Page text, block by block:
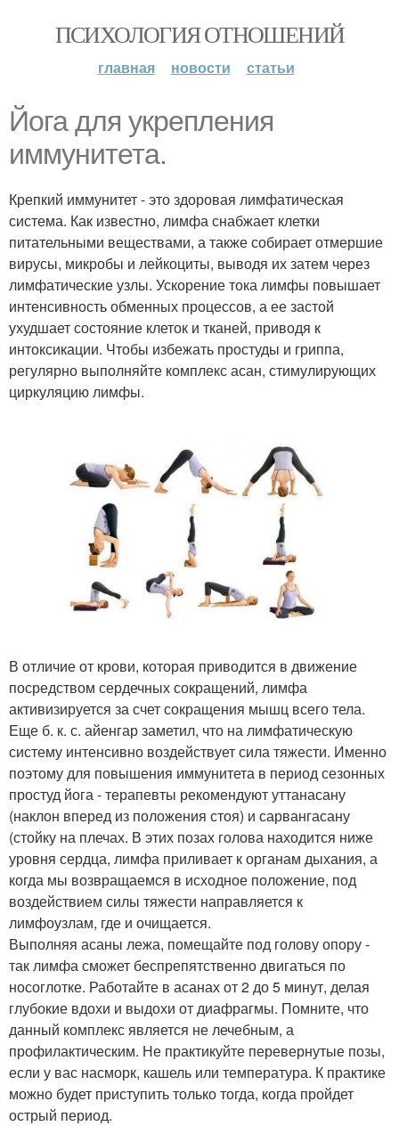
ПСИХОЛОГИЯ ОТНОШЕНИЙ
главная новости статьи
Йога для укрепления
иммунитета.
Крепкий иммунитет - это здоровая лимфатическая
система. Как известно, лимфа снабжает клетки
питательными веществами, а также собирает отмершие
вирусы, микробы и лейкоциты, выводя их затем через
лимфатические узлы. Ускорение тока лимфы повышает
интенсивность обменных процессов, а ее застой
ухудшает состояние клеток и тканей, приводя к
интоксикации. Чтобы избежать простуды и гриппа,
регулярно выполняйте комплекс асан, стимулирующих
циркуляцию лимфы.
В отличие от крови, которая приводится в движение
посредством сердечных сокращений, лимфа
активизируется за счет сокращения мышц всего тела.
Еще б. к. с. айенгар заметил, что на лимфатическую
систему интенсивно воздействует сила тяжести. Именно
поэтому для повышения иммунитета в период сезонных
простуд йога - терапевты рекомендуют уттанасану
(наклон вперед из положения стоя) и сарвангасану
(стойку на плечах. В этих позах голова находится ниже
уровня сердца, лимфа приливает к органам дыхания, а
когда мы возвращаемся в исходное положение, под
воздействием силы тяжести направляется к
лимфоузлам, где и очищается.
Выполняя асаны лежа, помещайте под голову опору -
так лимфа сможет беспрепятственно двигаться по
носоглотке. Работайте в асанах от 2 до 5 минут, делая
глубокие вдохи и выдохи от диафрагмы. Помните, что
данный комплекс является не лечебным, а
профилактическим. Не практикуйте перевернутые позы,
если у вас насморк, кашель или температура. К практике
можно будет приступить только тогда, когда пройдет
острый период.